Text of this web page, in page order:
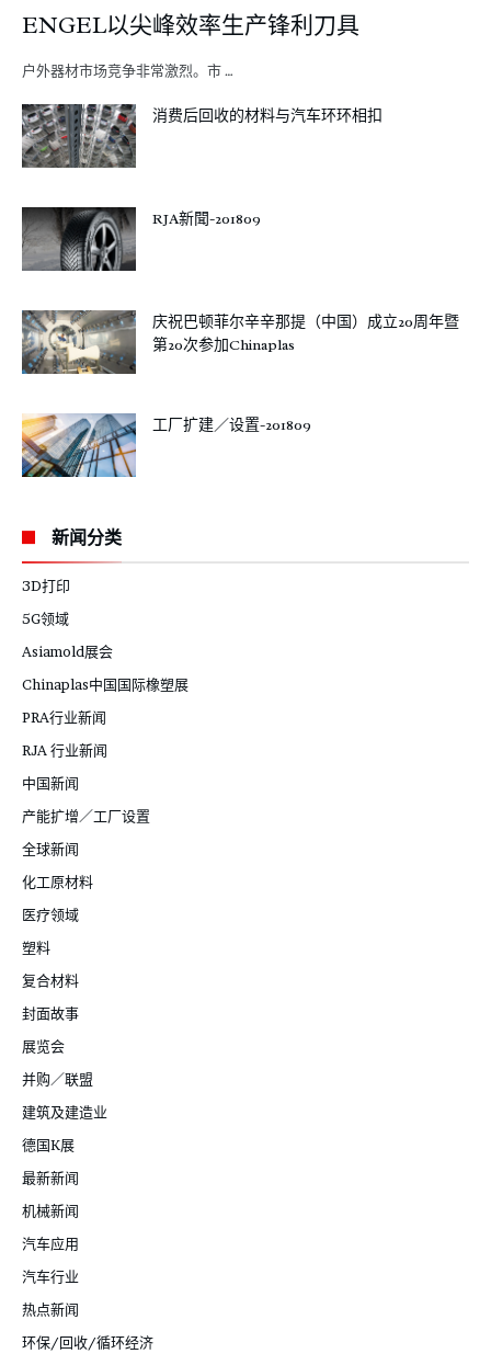
ENGEL以尖峰效率生产锋利刀具
户外器材市场竞争非常激烈。市 …
消费后回收的材料与汽车环环相扣
RJA新聞-201809
庆祝巴顿菲尔辛辛那提（中国）成立20周年暨
第20次参加Chinaplas
工厂扩建／设置-201809
新闻分类
3D打印
5G领域
Asiamold展会
Chinaplas中国国际橡塑展
PRA行业新闻
RJA 行业新闻
中国新闻
产能扩增／工厂设置
全球新闻
化工原材料
医疗领域
塑料
复合材料
封面故事
展览会
并购／联盟
建筑及建造业
德国K展
最新新闻
机械新闻
汽车应用
汽车行业
热点新闻
环保/回收/循环经济